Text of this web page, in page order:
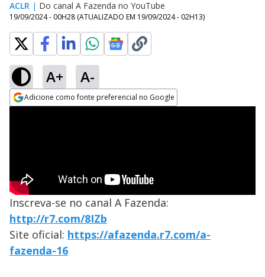
ACLR | Do canal A Fazenda no YouTube
19/09/2024 - 00H28 (ATUALIZADO EM 19/09/2024 - 02H13)
A+ A-
Adicione como fonte preferencial no Google
Inscreva-se no canal A Fazenda:
http://r7.com/8IZb
Site oficial: https://afazenda.r7.com/a-
fazenda-16